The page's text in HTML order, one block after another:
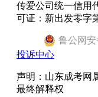
传爱公司统一信用
可证：新出发零字
鲁公网安
投诉中心
声明：山东成考网
最终解释权